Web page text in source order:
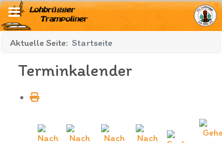
Aktuelle Seite: Startseite
Terminkalender